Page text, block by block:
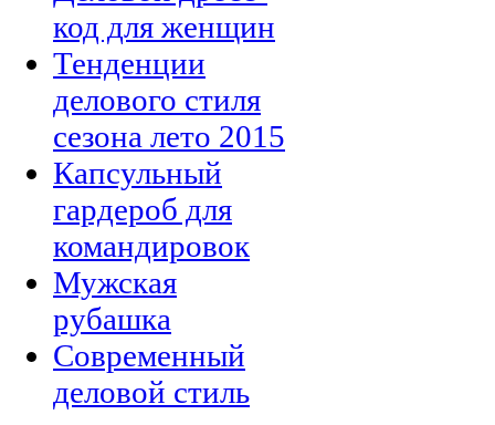
код для женщин
Тенденции
делового стиля
сезона лето 2015
Капсульный
гардероб для
командировок
Мужская
рубашка
Современный
деловой стиль